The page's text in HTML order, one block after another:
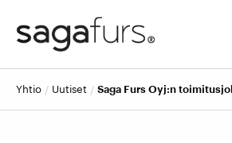
yhtio uutiset Saga Furs Oyj:n